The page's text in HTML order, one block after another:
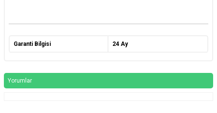
Garanti Bilgisi 24 Ay
Yorumlar